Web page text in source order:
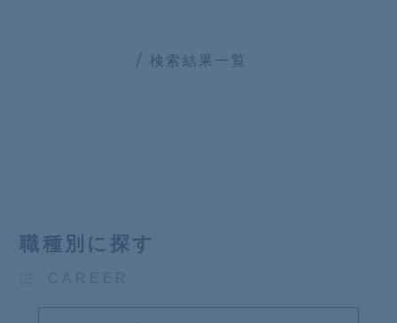
検索結果一覧
職種別に探す